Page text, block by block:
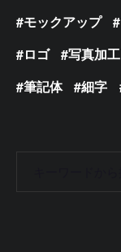
モックアップ
ロゴ
写真加工
筆記体
細字